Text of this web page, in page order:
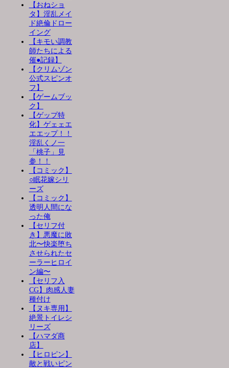
【おねショ
タ】淫乱メイ
ド絶倫ドロー
イング
【キモい調教
師たちによる
催●記録】
【クリムゾン
公式スピンオ
フ】
【ゲームブッ
ク】
【ゲップ特
化】ゲェェエ
エエップ！！
淫乱くノ一
「桃子」見
参！！
【コミック】
○眠花嫁シリ
ーズ
【コミック】
透明人間にな
った俺
【セリフ付
き】悪魔に敗
北〜快楽堕ち
させられたセ
ーラーヒロイ
ン編〜
【セリフ入
CG】肉感人妻
種付け
【ヌキ専用】
絶景トイレシ
リーズ
【ハマダ商
店】
【ヒロピン】
敵と戦いピン